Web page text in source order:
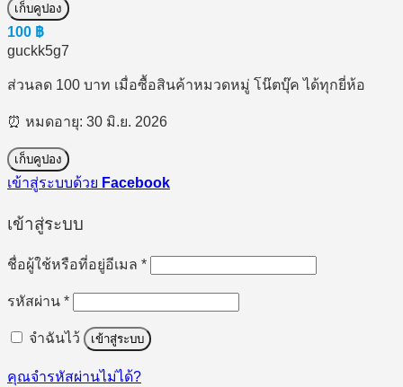
เก็บคูปอง
100 ฿
guckk5g7
ส่วนลด 100 บาท เมื่อซื้อสินค้าหมวดหมู่ โน๊ตบุ๊ค ได้ทุกยี่ห้อ
⏰ หมดอายุ: 30 มิ.ย. 2026
เก็บคูปอง
เข้าสู่ระบบด้วย Facebook
เข้าสู่ระบบ
ชื่อผู้ใช้หรือที่อยู่อีเมล *ต้องการ
รหัสผ่าน *ต้องการ
จำฉันไว้ เข้าสู่ระบบ
คุณจำรหัสผ่านไม่ได้?